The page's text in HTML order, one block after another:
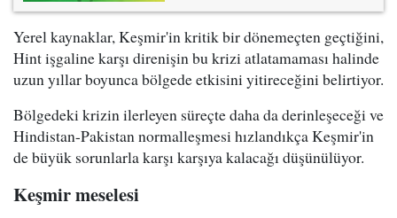
Yerel kaynaklar, Keşmir'in kritik bir dönemeçten geçtiğini,
Hint işgaline karşı direnişin bu krizi atlatamaması halinde
uzun yıllar boyunca bölgede etkisini yitireceğini belirtiyor.
Bölgedeki krizin ilerleyen süreçte daha da derinleşeceği ve
Hindistan-Pakistan normalleşmesi hızlandıkça Keşmir'in
de büyük sorunlarla karşı karşıya kalacağı düşünülüyor.
Keşmir meselesi